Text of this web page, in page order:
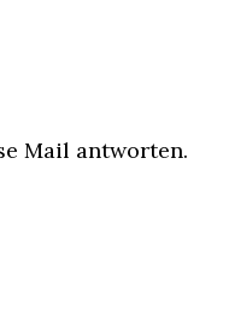
Mail antworten.